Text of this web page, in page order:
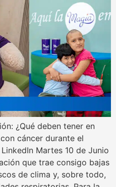
¿Qué deben tener en
cáncer durante el
Martes 10 de Junio
que trae consigo bajas
de clima y, sobre todo,